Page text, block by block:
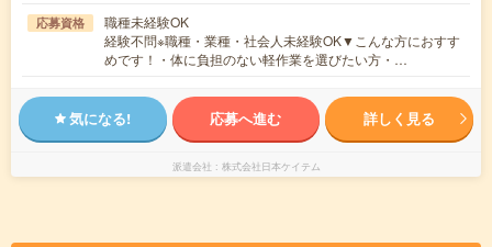
応募資格
職種未経験OK
経験不問※職種・業種・社会人未経験OK▼こんな方におすす
めです！・体に負担のない軽作業を選びたい方・…
気になる! 応募へ進む 詳しく見る
派遣会社 株式会社日本ケイテム